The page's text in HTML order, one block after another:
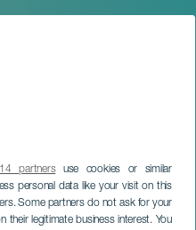
partnersuse cookies or similar
personal data like your visit on this
Some partners do not ask for your
legitimate business interest. You